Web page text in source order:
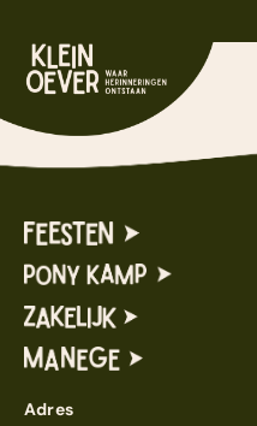
naar
inhoudHome
Trouwen
Groepsaccommodatie
Survivalkamp
Manege
Schoolkamp
Activiteiten
Ouders / Verzorgers
Adres